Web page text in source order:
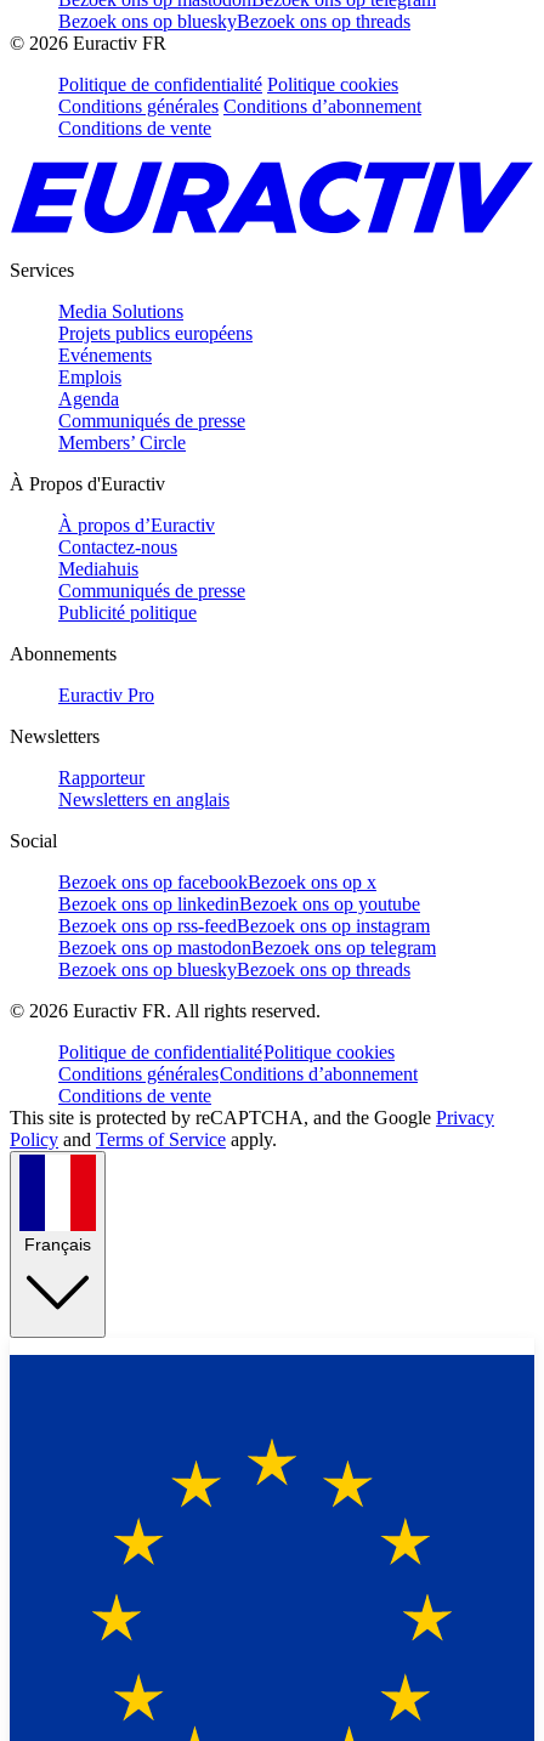
Bezoek ons op blueskyBezoek ons op threads
© 2026 Euractiv FR
Politique de confidentialité Politique cookies
Conditions générales Conditions d’abonnement
Conditions de vente
Services
Media Solutions
Projets publics européens
Evénements
Emplois
Agenda
Communiqués de presse
Members’ Circle
À Propos d'Euractiv
À propos d’Euractiv
Contactez-nous
Mediahuis
Communiqués de presse
Publicité politique
Abonnements
Euractiv Pro
Newsletters
Rapporteur
Newsletters en anglais
Social
Bezoek ons op facebookBezoek ons op x
Bezoek ons op linkedinBezoek ons op youtube
Bezoek ons op rss-feedBezoek ons op instagram
Bezoek ons op mastodonBezoek ons op telegram
Bezoek ons op blueskyBezoek ons op threads
© 2026 Euractiv FR. All rights reserved.
Politique de confidentialitéPolitique cookies
Conditions généralesConditions d’abonnement
Conditions de vente
This site is protected by reCAPTCHA, and the Google Privacy
Policy and Terms of Service apply.
Français